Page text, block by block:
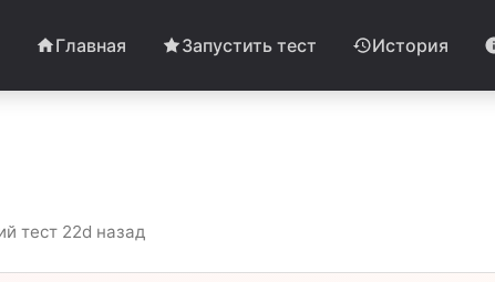
Главная Запустить тест История
тест 22d назад